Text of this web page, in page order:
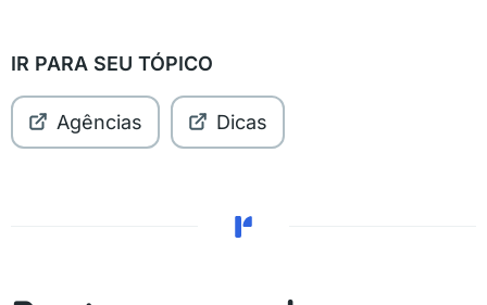
IR PARA SEU TÓPICO
Agências Dicas